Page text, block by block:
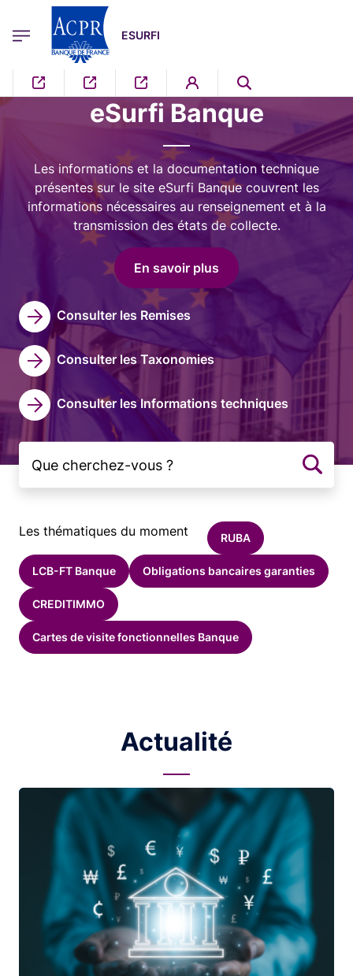
ESURFI Menu Principal
ESURFI
Image
eSurfi Banque
Les informations et la documentation technique
présentes sur le site eSurfi Banque couvrent les
informations nécessaires au renseignement et à la
transmission des états de collecte.
En savoir plus
Consulter les Remises
Consulter les Taxonomies
Consulter les Informations techniques
Les thématiques du moment RUBA
LCB-FT Banque Obligations bancaires garanties
CREDITIMMO
Cartes de visite fonctionnelles Banque
Actualité
Image